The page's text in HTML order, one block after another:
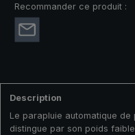
Recommander ce produit :
Description
Le parapluie automatique
distingue par son poids